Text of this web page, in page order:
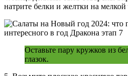
натрите белки и желтки на мелкой
Оставьте пару кружков из
глазок.